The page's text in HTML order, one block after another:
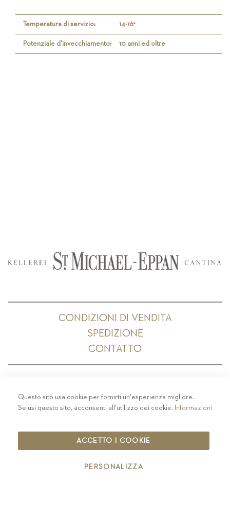
Temperatura di servizio: 14-16°
Potenziale d'invecchiamento: 10 anni ed oltre
CONDIZIONI DI VENDITA
SPEDIZIONE
CONTATTO
PRIVACY-COLOPHON - COOKIE POLICY
CODICE ETICO
IT00126670215
Questo sito usa cookie per fornirti un'esperienza migliore.
Se usi questo sito, acconsenti all'utilizzo dei cookie. Informazioni
ACCETTO I COOKIE
PERSONALIZZA